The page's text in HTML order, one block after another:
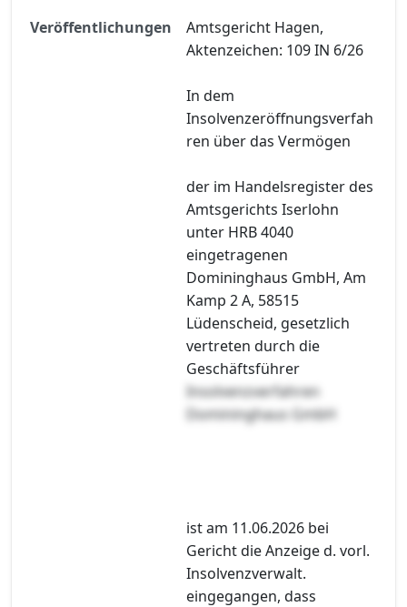
Veröffentlichungen
Amtsgericht Hagen,
Aktenzeichen: 109 IN 6/26
In dem
Insolvenzeröffnungsverfah
ren über das Vermögen
der im Handelsregister des
Amtsgerichts Iserlohn
unter HRB 4040
eingetragenen
Domininghaus GmbH, Am
Kamp 2 A, 58515
Lüdenscheid, gesetzlich
vertreten durch die
Geschäftsführer
Insolvenzverfahren
Domininghaus GmbH
ist am 11.06.2026 bei
Gericht die Anzeige d. vorl.
Insolvenzverwalt.
eingegangen, dass